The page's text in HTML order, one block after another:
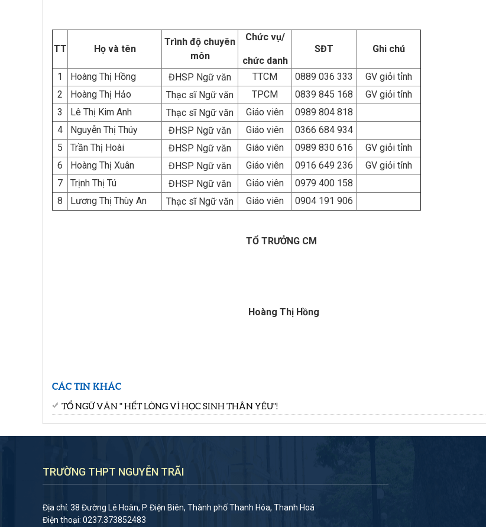
TT Họ và tên
Trình độ chuyên
môn
Chức vụ/
chức danh
SĐT Ghi chú
1 Hoàng Thị Hồng ĐHSP Ngữ văn TTCM 0889 036 333
GV giỏi tỉnh
2
Hoàng Thị Hảo Thạc sĩ Ngữ văn TPCM 0839 845 168
GV giỏi tỉnh
3
Lê Thị Kim Anh Thạc sĩ Ngữ văn Giáo viên
0989 804 818
4
Nguyễn Thị Thúy ĐHSP Ngữ văn Giáo viên
0366 684 934
5
Trần Thị Hoài ĐHSP Ngữ văn Giáo viên 0989 830 616
GV giỏi tỉnh
6
Hoàng Thị Xuân ĐHSP Ngữ văn Giáo viên 0916 649 236
GV giỏi tỉnh
7
Trịnh Thị Tú ĐHSP Ngữ văn Giáo viên
0979 400 158
8
Lương Thị Thùy An Thạc sĩ Ngữ văn Giáo viên 0904 191 906
TỔ TRƯỞNG CM
Hoàng Thị Hồng
CÁC TIN KHÁC
TỔ NGỮ VĂN " HẾT LÒNG VÌ HỌC SINH THÂN YÊU"!
TRƯỜNG THPT NGUYỄN TRÃI
Địa chỉ: 38 Đường Lê Hoàn, P. Điện Biên, Thành phố Thanh Hóa, Thanh Hoá
Điện thoại: 0237.373852483